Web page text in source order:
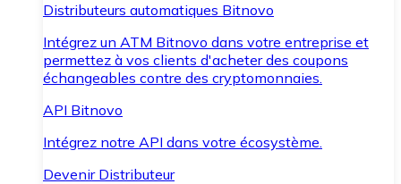
Distributeurs automatiques Bitnovo
Intégrez un ATM Bitnovo dans votre entreprise et
permettez à vos clients d'acheter des coupons
échangeables contre des cryptomonnaies.
API Bitnovo
Intégrez notre API dans votre écosystème.
Devenir Distributeur